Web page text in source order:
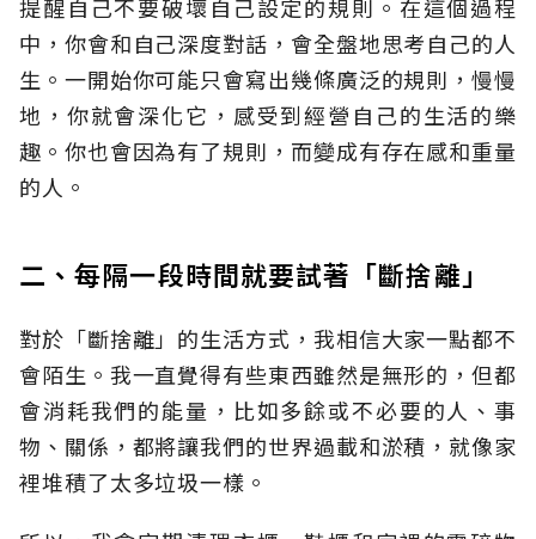
提醒自己不要破壞自己設定的規則。在這個過程
中，你會和自己深度對話，會全盤地思考自己的人
生。一開始你可能只會寫出幾條廣泛的規則，慢慢
地，你就會深化它，感受到經營自己的生活的樂
趣。你也會因為有了規則，而變成有存在感和重量
的人。
二、每隔一段時間就要試著「斷捨離」
對於「斷捨離」的生活方式，我相信大家一點都不
會陌生。我一直覺得有些東西雖然是無形的，但都
會消耗我們的能量，比如多餘或不必要的人、事
物、關係，都將讓我們的世界過載和淤積，就像家
裡堆積了太多垃圾一樣。